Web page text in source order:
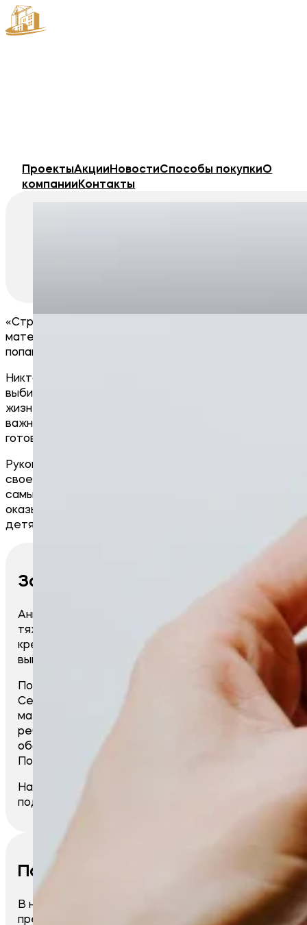
ПроектыАкцииНовостиСпособы покупкиО
компанииКонтакты
«Строительная компания Жупиков» оказывает
материальную и гуманитарную помощь семьям,
попавшим в трудную жизненную ситуацию.
Никто не застрахован от случаев, которые могут
выбить из колеи и нарушить сложившиеся
жизненные ориентиры. В такие моменты человеку
важно понимать, что он не одинок, что есть люди,
готовые протянуть руку помощи.
​Руководство «Строительной компании Жупиков» в
своем желании помочь главный упор делает на
самые незащищенные слои населения. Помощь
оказывается в первую очередь молодым мамам,
детям-инвалидам и пенсионерам.
Забавникова А. С.
Анна Сергеевна, молодая женщина, имея
тяжелое заболевание, оказалась в инвалидном
кресле. Это обстоятельство не помешало ей
выйти замуж и стать мамой прекрасного сына.
После неожиданной смерти мужа, Анна
Сергеевна оказалась в тяжелом моральном и
материальном положении. Она осталась одна с
ребенком на руках. Из-за нервного истощения
обострились хронические заболевания.
Постребовались дорогостоящие лекарства.
Наша организация оказывает материальную
поддержку.
Попова Светлана
В нашу организацию обратилась мама
прекрасной девочки Элеоноры (2011г.р.) с